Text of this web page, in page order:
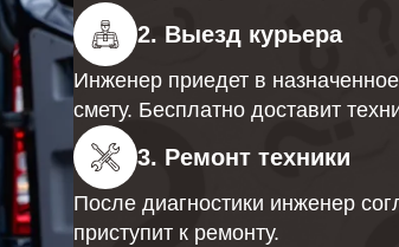
2. Выезд курьера
Инженер приедет в
смету. Бесплатно доставит
3. Ремонт техники
После диагностики инженер
приступит к ремонту.